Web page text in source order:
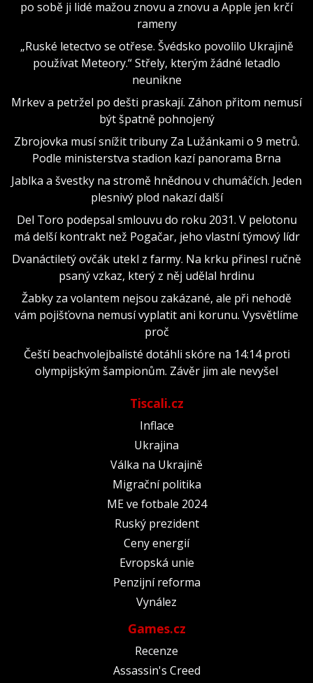
po sobě ji lidé mažou znovu a znovu a Apple jen krčí
rameny
„Ruské letectvo se otřese. Švédsko povolilo Ukrajině
používat Meteory.“ Střely, kterým žádné letadlo
neunikne
Mrkev a petržel po dešti praskají. Záhon přitom nemusí
být špatně pohnojený
Zbrojovka musí snížit tribuny Za Lužánkami o 9 metrů.
Podle ministerstva stadion kazí panorama Brna
Jablka a švestky na stromě hnědnou v chumáčích. Jeden
plesnivý plod nakazí další
Del Toro podepsal smlouvu do roku 2031. V pelotonu
má delší kontrakt než Pogačar, jeho vlastní týmový lídr
Dvanáctiletý ovčák utekl z farmy. Na krku přinesl ručně
psaný vzkaz, který z něj udělal hrdinu
Žabky za volantem nejsou zakázané, ale při nehodě
vám pojišťovna nemusí vyplatit ani korunu. Vysvětlíme
proč
Čeští beachvolejbalisté dotáhli skóre na 14:14 proti
olympijským šampionům. Závěr jim ale nevyšel
Tiscali.cz
Inflace
Ukrajina
Válka na Ukrajině
Migrační politika
ME ve fotbale 2024
Ruský prezident
Ceny energií
Evropská unie
Penzijní reforma
Vynález
Games.cz
Recenze
Assassin's Creed